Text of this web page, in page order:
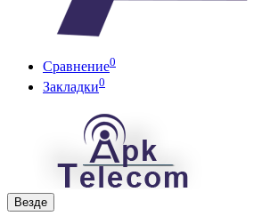
Сравнение0
Закладки0
Везде